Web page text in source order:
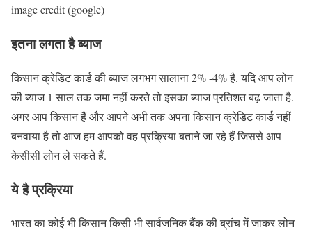
image credit (google)
इतना लगता है ब्याज
किसान क्रेडिट कार्ड की ब्याज लगभग सालाना 2% -4% है. यदि आप लोन
की ब्याज 1 साल तक जमा नहीं करते तो इसका ब्याज प्रतिशत बढ़ जाता है.
अगर आप किसान हैं और आपने अभी तक अपना किसान क्रेडिट कार्ड नहीं
बनवाया है तो आज हम आपको वह प्रक्रिया बताने जा रहे हैं जिससे आप
केसीसी लोन ले सकते हैं.
ये है प्रक्रिया
भारत का कोई भी किसान किसी भी सार्वजनिक बैंक की ब्रांच में जाकर लोन